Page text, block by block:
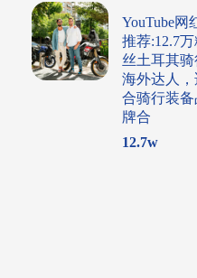
YouTube网
推荐:12.7
丝土耳其骑
海外达人，
合骑行装备
牌合
12.7w